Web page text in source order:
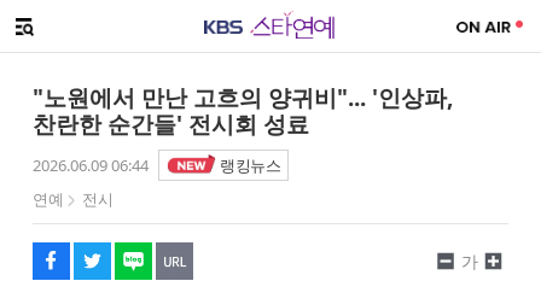
메뉴 열기
"노원에서 만난 고흐의 양귀비"... '인상파,
찬란한 순간들' 전시회 성료
2026.06.09 06:44
랭킹뉴스
연예
전시
페이스북
트위터
네이버
URL복사
글씨 작게보기
가
글씨 크게보기